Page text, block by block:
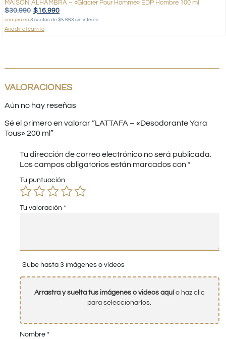
MAISON ALHAMBRA – «Glacier Pour Homme» EDP Hombre 100 ml
$30.990 $16.990
compra en 3 cuotas de $5.663 sin interés
Añadir al carrito
VALORACIONES
Aún no hay reseñas
Sé el primero en valorar “LATTAFA – «Desodorante Yara
Tous» 200 ml”
Tu dirección de correo electrónico no será publicada.
Los campos obligatorios están marcados con *
Tu puntuación
Tu valoración *
Sube hasta 3 imágenes o vídeos
Arrastra y suelta tus imágenes o videos aquío haz clic
para seleccionarlos.
Nombre *